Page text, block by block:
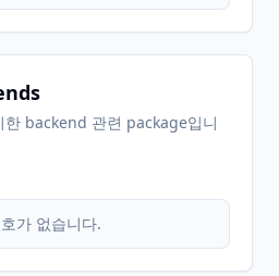
한 backend 관련 package입니
가 없습니다.